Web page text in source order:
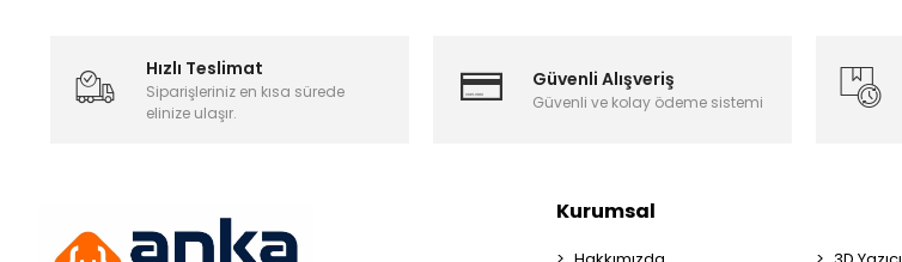
Hızlı Teslimat
Siparişleriniz en kısa sürede
elinize ulaşır.
Güvenli Alışveriş
Güvenli ve kolay ödeme sistemi
Kurumsal